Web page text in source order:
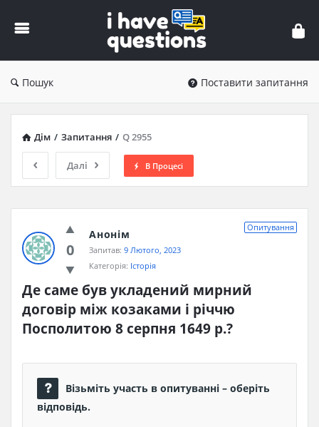
iHaveQuestions
Пошук Поставити запитання
Дім / Запитання / Q 2955
Далі В Процесі
0
Опитування
Анонім
Запитав: 9 Лютого, 2023
Категорія: Історія
Де саме був укладений мирний
договір між козаками і річчю
Посполитою 8 серпня 1649 р.?
Візьміть участь в опитуванні – оберіть
відповідь.